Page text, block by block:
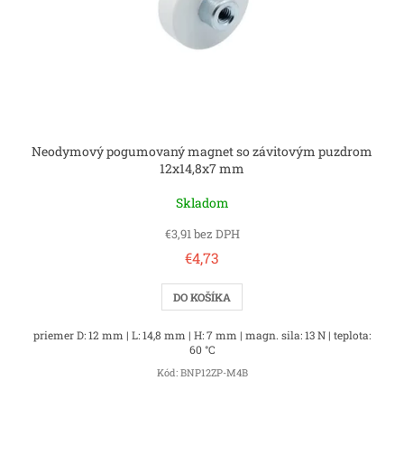
Neodymový pogumovaný magnet so závitovým puzdrom
12x14,8x7 mm
Skladom
€3,91 bez DPH
€4,73
DO KOŠÍKA
priemer D: 12 mm | L: 14,8 mm | H: 7 mm | magn. sila: 13 N | teplota:
60 °C
Kód: BNP12ZP-M4B